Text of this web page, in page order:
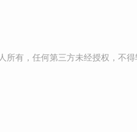
所有，任何第三方未经授权，不